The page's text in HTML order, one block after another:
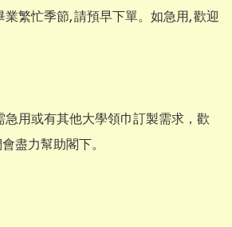
繁忙季節, 請預早下單。如急用, 歡迎
急用或有其他大學領巾訂製需求，歡
盡力幫助閣下。